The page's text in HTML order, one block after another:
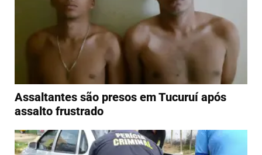
Assaltantes são presos em Tucuruí após
assalto frustrado